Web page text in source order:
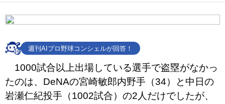
週刊AIプロ野球コンシェルが回答！
1000試合以上出場している選手で盗塁がなかっ
たのは、DeNAの宮崎敏郎内野手（34）と中日の
岩瀬仁紀投手（1002試合）の2人だけでしたが、